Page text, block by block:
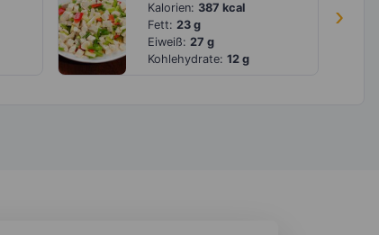
›
Kalorien: 387 kcal
Fett: 23 g
Eiweiß: 27 g
Kohlehydrate: 12 g